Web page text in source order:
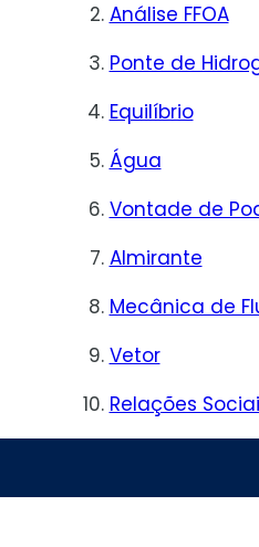
Análise FFOA
Ponte de
Equilíbrio
Água
Vontade de
Almirante
Mecânica de
Vetor
Relações